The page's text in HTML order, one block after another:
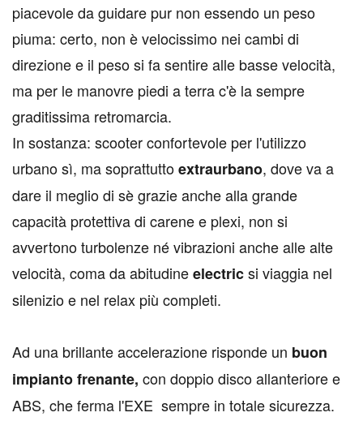
piacevole da guidare pur non essendo un peso
piuma: certo, non è velocissimo nei cambi di
direzione e il peso si fa sentire alle basse velocità,
ma per le manovre piedi a terra c'è la sempre
graditissima retromarcia.
In sostanza: scooter confortevole per l'utilizzo
urbano sì, ma soprattuttoextraurbano, dove va a
dare il meglio di sè grazie anche alla grande
capacità protettiva di carene e plexi, non si
avvertono turbolenze né vibrazioni anche alle alte
velocità, coma da abitudineelectricsi viaggia nel
silenizio e nel relax più completi.
Ad una brillante accelerazione risponde un buon
impianto frenante, con doppio disco allanteriore e
ABS, che ferma l'EXE sempre in totale sicurezza.